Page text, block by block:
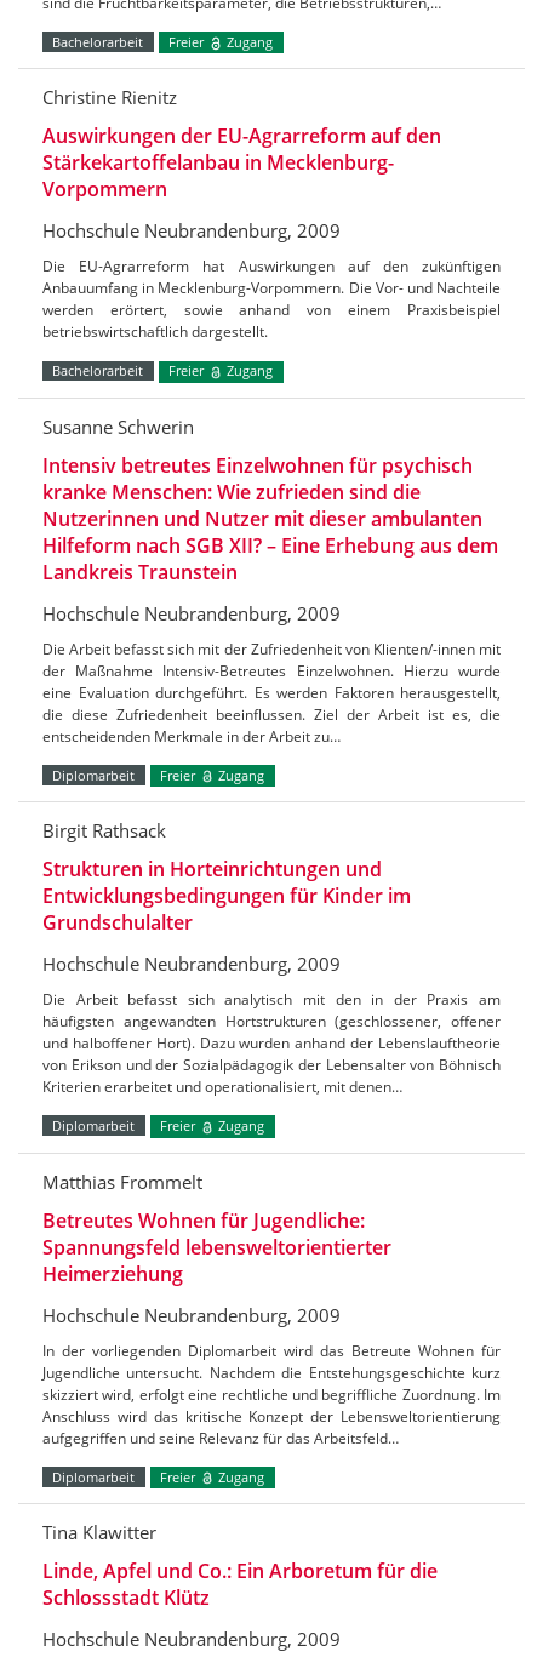
Bachelorarbeit Freier Zugang
Christine Rienitz
Auswirkungen der EU-Agrarreform auf den
Stärkekartoffelanbau in Mecklenburg-
Vorpommern
Hochschule Neubrandenburg, 2009
Die EU-Agrarreform hat Auswirkungen auf den zukünftigen
Anbauumfang in Mecklenburg-Vorpommern. Die Vor- und Nachteile
werden erörtert, sowie anhand von einem Praxisbeispiel
betriebswirtschaftlich dargestellt.
Bachelorarbeit Freier Zugang
Susanne Schwerin
Intensiv betreutes Einzelwohnen für psychisch
kranke Menschen: Wie zufrieden sind die
Nutzerinnen und Nutzer mit dieser ambulanten
Hilfeform nach SGB XII? – Eine Erhebung aus dem
Landkreis Traunstein
Hochschule Neubrandenburg, 2009
Die Arbeit befasst sich mit der Zufriedenheit von Klienten/-innen mit
der Maßnahme Intensiv-Betreutes Einzelwohnen. Hierzu wurde
eine Evaluation durchgeführt. Es werden Faktoren herausgestellt,
die diese Zufriedenheit beeinflussen. Ziel der Arbeit ist es, die
entscheidenden Merkmale in der Arbeit zu…
Diplomarbeit Freier Zugang
Birgit Rathsack
Strukturen in Horteinrichtungen und
Entwicklungsbedingungen für Kinder im
Grundschulalter
Hochschule Neubrandenburg, 2009
Die Arbeit befasst sich analytisch mit den in der Praxis am
häufigsten angewandten Hortstrukturen (geschlossener, offener
und halboffener Hort). Dazu wurden anhand der Lebenslauftheorie
von Erikson und der Sozialpädagogik der Lebensalter von Böhnisch
Kriterien erarbeitet und operationalisiert, mit denen…
Diplomarbeit Freier Zugang
Matthias Frommelt
Betreutes Wohnen für Jugendliche:
Spannungsfeld lebensweltorientierter
Heimerziehung
Hochschule Neubrandenburg, 2009
In der vorliegenden Diplomarbeit wird das Betreute Wohnen für
Jugendliche untersucht. Nachdem die Entstehungsgeschichte kurz
skizziert wird, erfolgt eine rechtliche und begriffliche Zuordnung. Im
Anschluss wird das kritische Konzept der Lebensweltorientierung
aufgegriffen und seine Relevanz für das Arbeitsfeld…
Diplomarbeit Freier Zugang
Tina Klawitter
Linde, Apfel und Co.: Ein Arboretum für die
Schlossstadt Klütz
Hochschule Neubrandenburg, 2009